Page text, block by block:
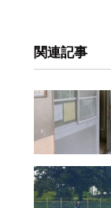
関連記事